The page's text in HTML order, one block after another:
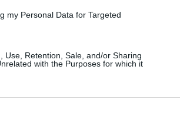
my Personal Data for Targeted
Use, Retention, Sale, and/or Sharing
with the Purposes for which it